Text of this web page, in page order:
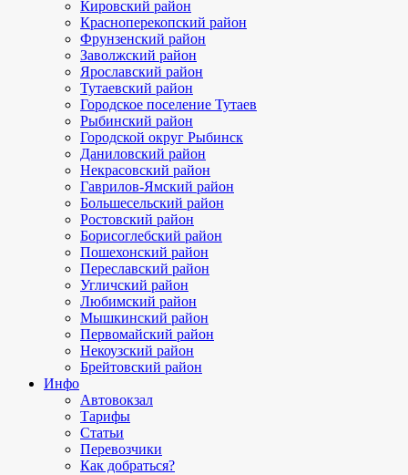
Кировский район
Красноперекопский район
Фрунзенский район
Заволжский район
Ярославский район
Тутаевский район
Городское поселение Тутаев
Рыбинский район
Городской округ Рыбинск
Даниловский район
Некрасовский район
Гаврилов-Ямский район
Большесельский район
Ростовский район
Борисоглебский район
Пошехонский район
Переславский район
Угличский район
Любимский район
Мышкинский район
Первомайский район
Некоузский район
Брейтовский район
Инфо
Автовокзал
Тарифы
Статьи
Перевозчики
Как добраться?